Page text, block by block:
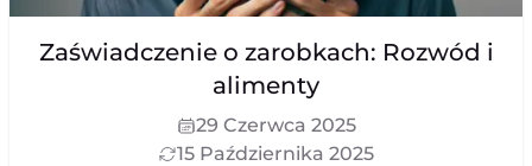
Zaświadczenie o zarobkach: Rozwód i
alimenty
29 Czerwca 2025
15 Października 2025